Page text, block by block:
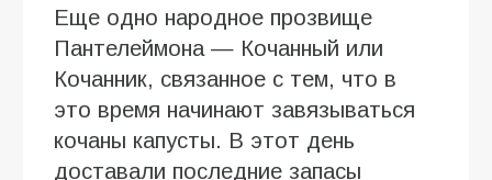
Еще одно народное прозвище
Пантелеймона — Кочанный или
Кочанник, связанное с тем, что в
это время начинают завязываться
кочаны капусты. В этот день
доставали последние запасы